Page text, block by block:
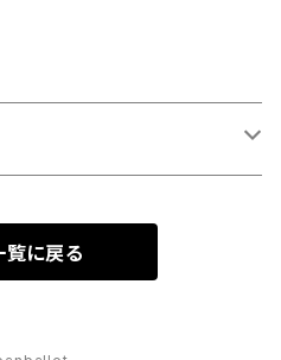
覧に戻る